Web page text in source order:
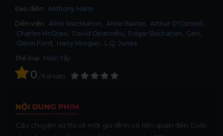
Đạo diễn: Anthony Mann
Diễn viên: Aline MacMahon Anne Baxter
Arthur O'Connell
Charles McGraw
David Opatoshu Edgar Buchanan
Geo
Glenn Ford
Harry Morgan
L.Q. Jones
Thể loại: Miền Tây
0 / 5 0 lượt
NỘI DUNG PHIM
Câu chuyện sử thi về một gia đình có liên quan đến Cuộc